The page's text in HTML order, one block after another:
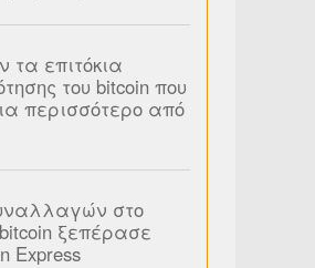
τα επιτόκια
του bitcoin που
περισσότερο από
στο
bitcoin ξεπέρασε
Express